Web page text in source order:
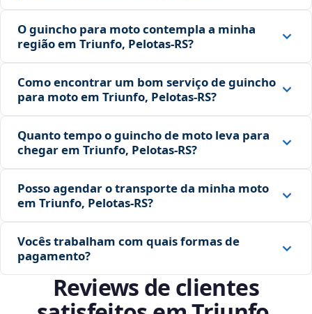
O guincho para moto contempla a minha
região em Triunfo, Pelotas‑RS?
Como encontrar um bom serviço de guincho
para moto em Triunfo, Pelotas‑RS?
Quanto tempo o guincho de moto leva para
chegar em Triunfo, Pelotas‑RS?
Posso agendar o transporte da minha moto
em Triunfo, Pelotas‑RS?
Vocês trabalham com quais formas de
pagamento?
Reviews de clientes